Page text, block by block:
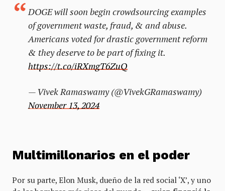
DOGE will soon begin crowdsourcing examples
of government waste, fraud, & and abuse.
Americans voted for drastic government reform
& they deserve to be part of fixing it.
https://t.co/iRXmgT6ZuQ
— Vivek Ramaswamy (@VivekGRamaswamy)
November 13, 2024
Multimillonarios en el poder
Por su parte, Elon Musk, dueño de la red social ‘X’, y uno